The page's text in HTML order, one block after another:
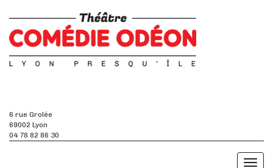
6 rue Grolée
69002 Lyon
04 78 82 86 30
Toggle